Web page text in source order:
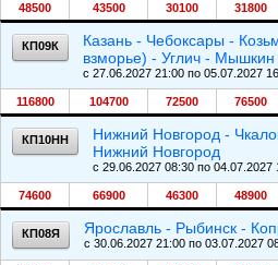
48500 43500 30100 31800
КП09К
Казань - Чебоксары -
взморье) - Углич -
c 27.06.2027 21:00 по 05.07.2027
116800 104700 72500 76500
КП10НН
Нижний Новгород -
Нижний Новгород
c 29.06.2027 08:30 по 04.07.2027
74600 66900 46300 48900
КП08Я Ярославль - Рыбинск -
c 30.06.2027 21:00 по 03.07.2027